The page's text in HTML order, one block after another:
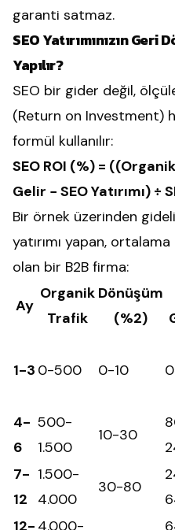
garanti satmaz.
SEO Yatırımınızın Geri
Yapılır?
SEO bir gider değil,
(Return on Investment)
formül kullanılır:
SEO ROI (%) =
Gelir − SEO Yatırımı) ÷
Bir örnek üzerinden
yatırımı yapan,
olan bir B2B firma:
Ay
Organik
Trafik
Dönüşüm
(%2)
1-3 0-500 0-10
4-
6
500-
1.500
10-30
7-
12
1.500-
4.000
30-80
12- 4.000-